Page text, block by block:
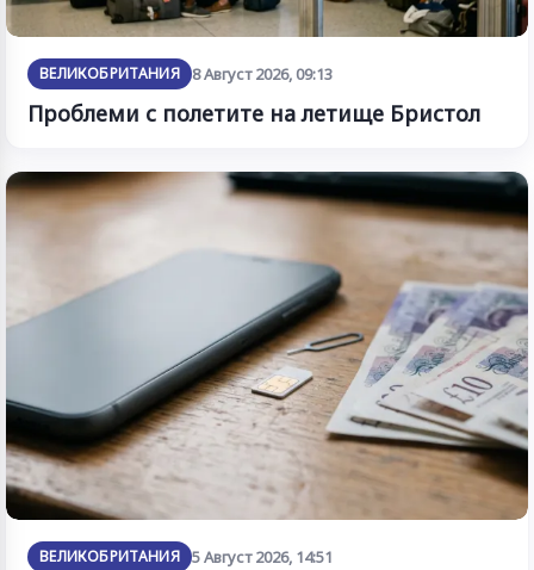
ВЕЛИКОБРИТАНИЯ 8 Август 2026, 09:13
Проблеми с полетите на летище Бристол
ВЕЛИКОБРИТАНИЯ 5 Август 2026, 14:51